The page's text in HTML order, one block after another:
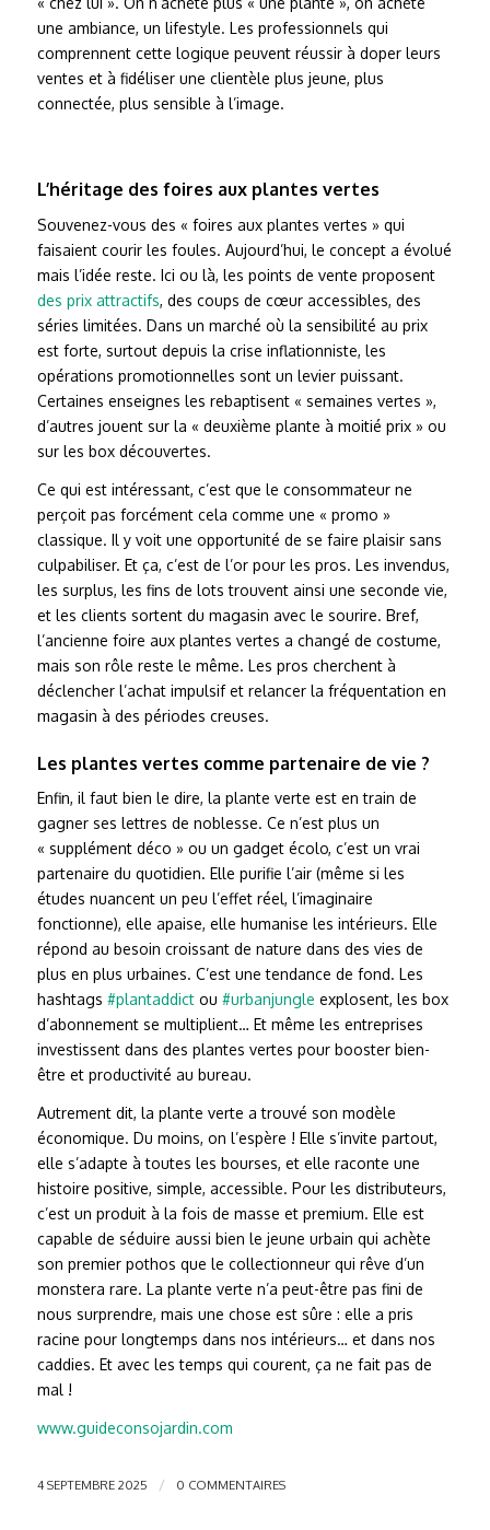
une ambiance, un lifestyle. Les professionnels qui
comprennent cette logique peuvent réussir à doper leurs
ventes et à fidéliser une clientèle plus jeune, plus
connectée, plus sensible à l’image.
L’héritage des foires aux plantes vertes
Souvenez-vous des « foires aux plantes vertes » qui
faisaient courir les foules. Aujourd’hui, le concept a évolué
mais l’idée reste. Ici ou là, les points de vente proposent
des prix attractifs, des coups de cœur accessibles, des
séries limitées. Dans un marché où la sensibilité au prix
est forte, surtout depuis la crise inflationniste, les
opérations promotionnelles sont un levier puissant.
Certaines enseignes les rebaptisent « semaines vertes »,
d’autres jouent sur la « deuxième plante à moitié prix » ou
sur les box découvertes.
Ce qui est intéressant, c’est que le consommateur ne
perçoit pas forcément cela comme une « promo »
classique. Il y voit une opportunité de se faire plaisir sans
culpabiliser. Et ça, c’est de l’or pour les pros. Les invendus,
les surplus, les fins de lots trouvent ainsi une seconde vie,
et les clients sortent du magasin avec le sourire. Bref,
l’ancienne foire aux plantes vertes a changé de costume,
mais son rôle reste le même. Les pros cherchent à
déclencher l’achat impulsif et relancer la fréquentation en
magasin à des périodes creuses.
Les plantes vertes comme partenaire de vie ?
Enfin, il faut bien le dire, la plante verte est en train de
gagner ses lettres de noblesse. Ce n’est plus un
« supplément déco » ou un gadget écolo, c’est un vrai
partenaire du quotidien. Elle purifie l’air (même si les
études nuancent un peu l’effet réel, l’imaginaire
fonctionne), elle apaise, elle humanise les intérieurs. Elle
répond au besoin croissant de nature dans des vies de
plus en plus urbaines. C’est une tendance de fond. Les
hashtags #plantaddictou #urbanjungle explosent, les box
d’abonnement se multiplient… Et même les entreprises
investissent dans des plantes vertes pour booster bien-
être et productivité au bureau.
Autrement dit, la plante verte a trouvé son modèle
économique. Du moins, on l’espère ! Elle s’invite partout,
elle s’adapte à toutes les bourses, et elle raconte une
histoire positive, simple, accessible. Pour les distributeurs,
c’est un produit à la fois de masse et premium. Elle est
capable de séduire aussi bien le jeune urbain qui achète
son premier pothos que le collectionneur qui rêve d’un
monstera rare. La plante verte n’a peut-être pas fini de
nous surprendre, mais une chose est sûre : elle a pris
racine pour longtemps dans nos intérieurs… et dans nos
caddies. Et avec les temps qui courent, ça ne fait pas de
mal !
www.guideconsojardin.com
4 SEPTEMBRE 2025 / 0 COMMENTAIRES